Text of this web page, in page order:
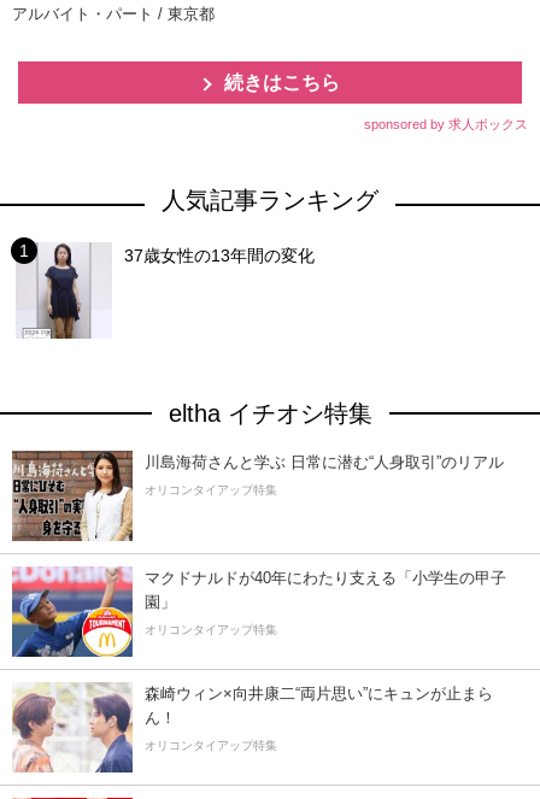
アルバイト・パート / 東京都
続きはこちら
sponsored by 求人ボックス
人気記事ランキング
37歳女性の13年間の変化
eltha イチオシ特集
川島海荷さんと学ぶ 日常に潜む“人身取引”のリアル
オリコンタイアップ特集
マクドナルドが40年にわたり支える「小学生の甲子
園」
オリコンタイアップ特集
森崎ウィン×向井康二“両片思い”にキュンが止まら
ん！
オリコンタイアップ特集